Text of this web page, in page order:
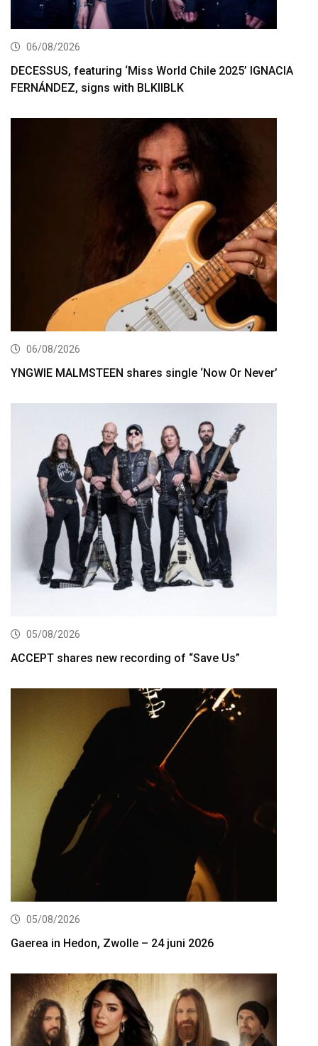
06/08/2026
DECESSUS, featuring ‘Miss World Chile 2025’ IGNACIA
FERNÁNDEZ, signs with BLKIIBLK
06/08/2026
YNGWIE MALMSTEEN shares single ‘Now Or Never’
05/08/2026
ACCEPT shares new recording of “Save Us”
05/08/2026
Gaerea in Hedon, Zwolle – 24 juni 2026